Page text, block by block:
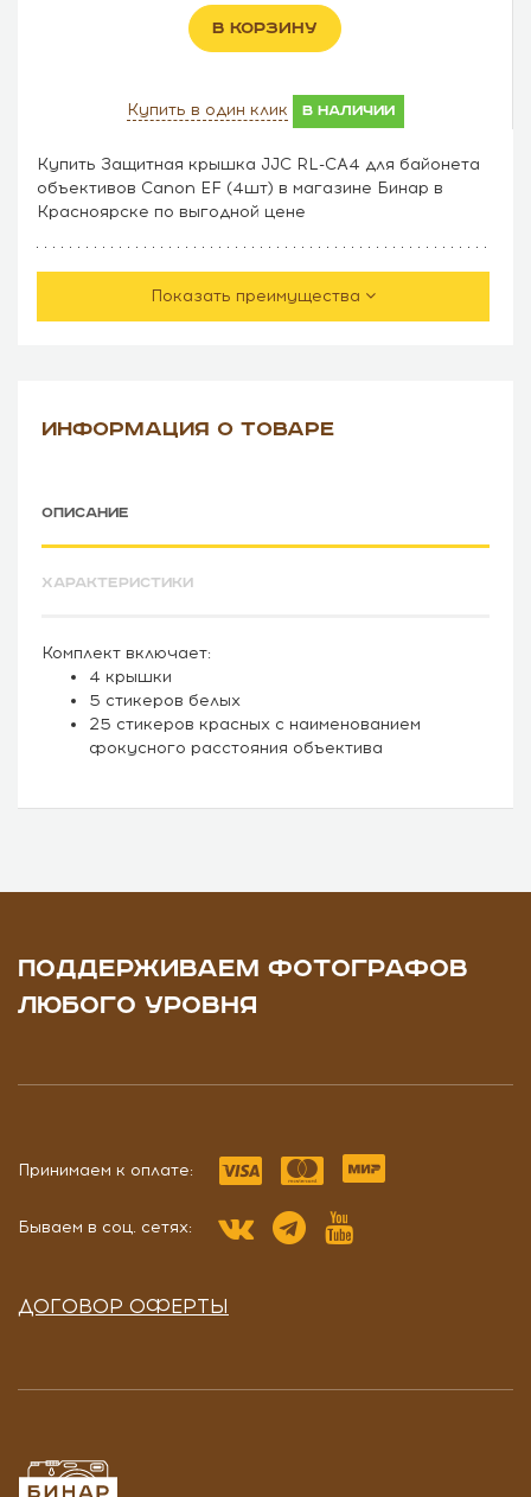
В КОРЗИНУ
Купить в один клик в наличии
Купить Защитная крышка JJC RL-CA4 для байонета
объективов Canon EF (4шт) в магазине Бинар в
Красноярске по выгодной цене
Показать преимущества
ИНФОРМАЦИЯ О ТОВАРЕ
ОПИСАНИЕ
ХАРАКТЕРИСТИКИ
Комплект включает:
4 крышки
5 стикеров белых
25 стикеров красных с наименованием
фокусного расстояния объектива
ПОДДЕРЖИВАЕМ ФОТОГРАФОВ
ЛЮБОГО УРОВНЯ
Принимаем к оплате:
Бываем в соц. сетях:
ДОГОВОР ОФЕРТЫ